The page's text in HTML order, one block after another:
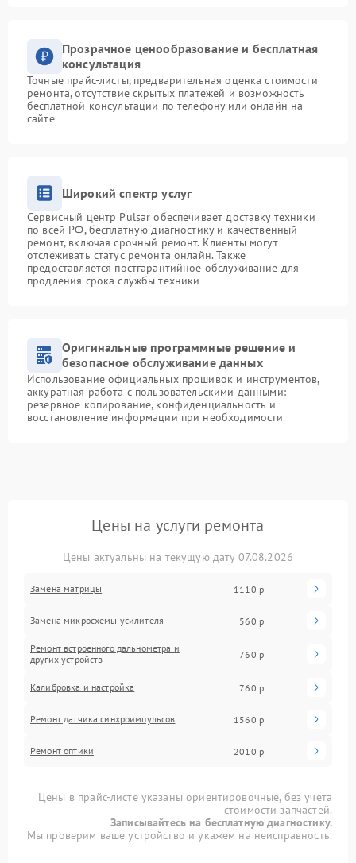
Прозрачное ценообразование и бесплатная
консультация
Точные прайс-листы, предварительная оценка стоимости
ремонта, отсутствие скрытых платежей и возможность
бесплатной консультации по телефону или онлайн на
сайте
Широкий спектр услуг
Сервисный центр Pulsar обеспечивает доставку техники
по всей РФ, бесплатную диагностику и качественный
ремонт, включая срочный ремонт. Клиенты могут
отслеживать статус ремонта онлайн. Также
предоставляется постгарантийное обслуживание для
продления срока службы техники
Оригинальные программные решение и
безопасное обслуживание данных
Использование официальных прошивок и инструментов,
аккуратная работа с пользовательскими данными:
резервное копирование, конфиденциальность и
восстановление информации при необходимости
Цены на услуги ремонта
Цены актуальны на текущую дату 07.08.2026
Замена матрицы 1110 р
Замена микросхемы усилителя 560 р
Ремонт встроенного дальнометра и
других устройств
760 р
Калибровка и настройка 760 р
Ремонт датчика синхроимпульсов 1560 р
Ремонт оптики 2010 р
Цены в прайс-листе указаны ориентировочные, без учета
стоимости запчастей.
Записывайтесь на бесплатную диагностику.
Мы проверим ваше устройство и укажем на неисправность.